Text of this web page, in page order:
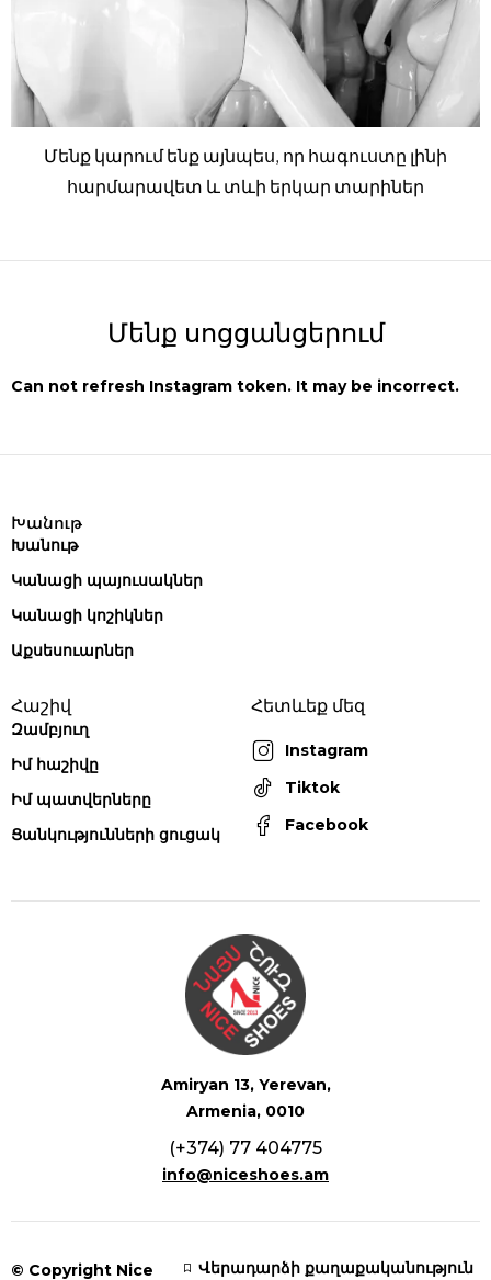
Մենք կարում ենք այնպես, որ հագուստը լինի
հարմարավետ և տևի երկար տարիներ
Մենք սոցցանցերում
Can not refresh Instagram token. It may be incorrect.
Խանութ
Խանութ
Կանացի պայուսակներ
Կանացի կոշիկներ
Աքսեսուարներ
Հաշիվ
Զամբյուղ
Իմ հաշիվը
Իմ պատվերները
Ցանկությունների ցուցակ
Հետևեք մեզ
Instagram
Tiktok
Facebook
Amiryan 13, Yerevan,
Armenia, 0010
(+374) 77 404775
info@niceshoes.am
© Copyright Nice Վերադարձի քաղաքականություն